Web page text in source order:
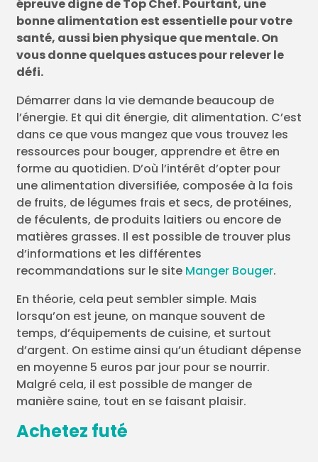
épreuve digne de Top Chef. Pourtant, une
bonne alimentation est essentielle pour votre
santé, aussi bien physique que mentale. On
vous donne quelques astuces pour relever le
défi.
Démarrer dans la vie demande beaucoup de
l’énergie. Et qui dit énergie, dit alimentation. C’est
dans ce que vous mangez que vous trouvez les
ressources pour bouger, apprendre et être en
forme au quotidien. D’où l’intérêt d’opter pour
une alimentation diversifiée, composée à la fois
de fruits, de légumes frais et secs, de protéines,
de féculents, de produits laitiers ou encore de
matières grasses. Il est possible de trouver plus
d’informations et les différentes
recommandations sur le site Manger Bouger.
En théorie, cela peut sembler simple. Mais
lorsqu’on est jeune, on manque souvent de
temps, d’équipements de cuisine, et surtout
d’argent. On estime ainsi qu’un étudiant dépense
en moyenne 5 euros par jour pour se nourrir.
Malgré cela, il est possible de manger de
manière saine, tout en se faisant plaisir.
Achetez futé